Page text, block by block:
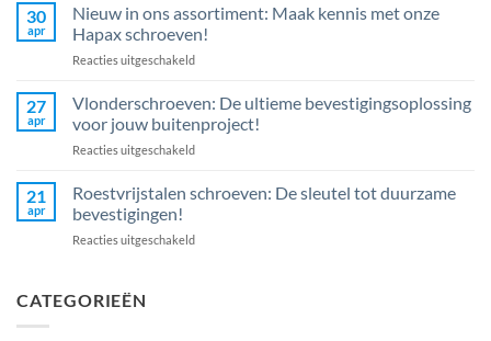
(nieuwe)
staffelkortingen!
je
moet
tellerkopschroeven:
onmisbare
gids
30
apr
Nieuw in ons assortiment: Maak kennis met onze
Hapax schroeven!
Reacties uitgeschakeldvoor
ons
assortiment:
met
schroeven!
27
apr
Vlonderschroeven: De ultieme bevestigingsoplossing
voor jouw buitenproject!
Reacties uitgeschakeldvoor
De
ultieme
21
apr
Roestvrijstalen schroeven: De sleutel tot duurzame
bevestigingen!
Reacties uitgeschakeldvoor
CATEGORIEËN